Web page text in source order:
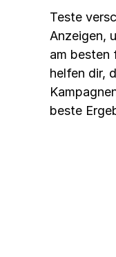
Teste
Anzeigen,
am besten
helfen dir,
beste